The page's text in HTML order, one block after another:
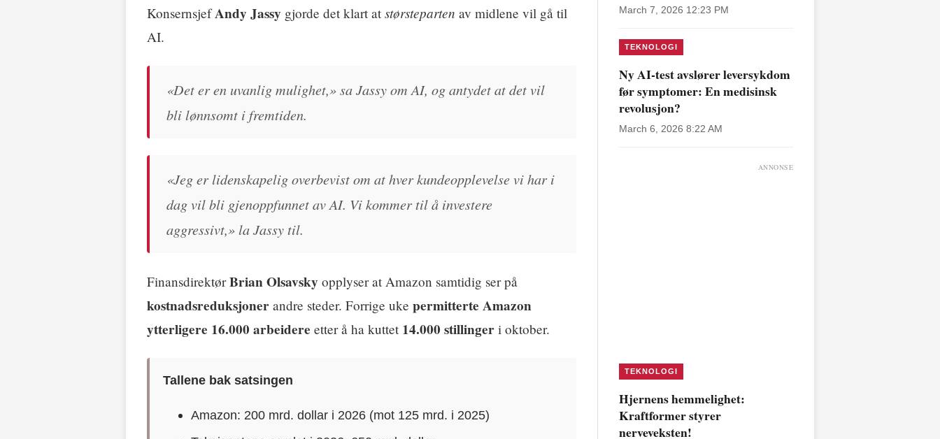
KonsernsjefAndy Jassy gjorde det klart at størsteparten av midlene vil gå til
AI.
«Det er en uvanlig mulighet,» sa Jassy om AI, og antydet at det vil
bli lønnsomt i fremtiden.
«Jeg er lidenskapelig overbevist om at hver kundeopplevelse vi har i
dag vil bli gjenoppfunnet av AI. Vi kommer til å investere
aggressivt,» la Jassy til.
FinansdirektørBrian Olsavsky opplyser at Amazon samtidig ser på
kostnadsreduksjoner andre steder. Forrige uke permitterte Amazon
ytterligere 16.000 arbeidere etter å ha kuttet 14.000 stillinger i oktober.
Tallene bak satsingen
Amazon: 200 mrd. dollar i 2026 (mot 125 mrd. i 2025)
March 7, 2026 12:23 PM
TEKNOLOGI
Ny AI-test avslører leversykdom
før symptomer: En medisinsk
revolusjon?
March 6, 2026 8:22 AM
ANNONSE
TEKNOLOGI
Hjernens hemmelighet:
Kraftformer styrer
nerveveksten!